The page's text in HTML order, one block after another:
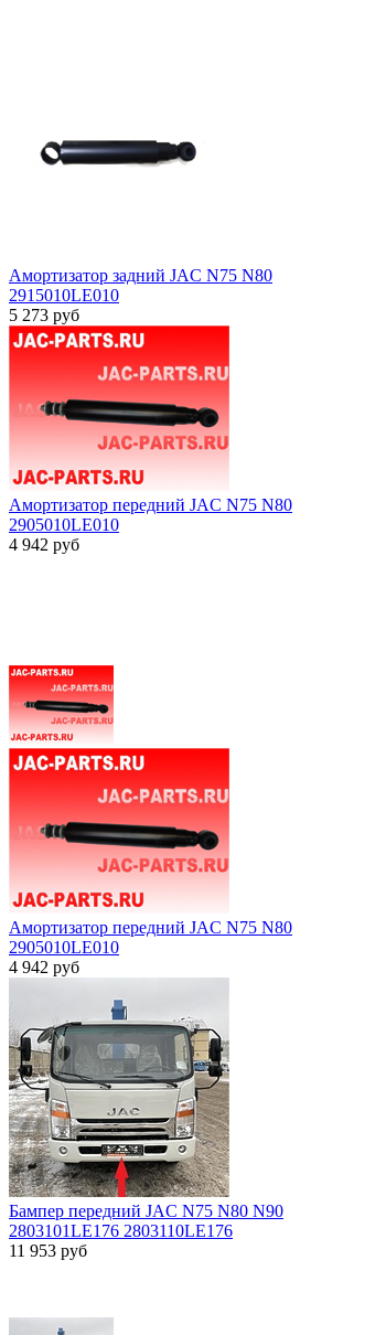
Амортизатор задний JAC N75 N80
2915010LE010
5 273 руб
Амортизатор передний JAC N75 N80
2905010LE010
4 942 руб
Амортизатор передний JAC N75 N80
2905010LE010
4 942 руб
Бампер передний JAC N75 N80 N90
2803101LE176 2803110LE176
11 953 руб